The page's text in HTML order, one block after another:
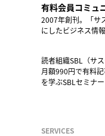
有料会員コミュ
2007年創刊。「サ
にしたビジネス情
読者組織SBL（サ
月額990円で有料
を学ぶSBLセミナ
SERVICES